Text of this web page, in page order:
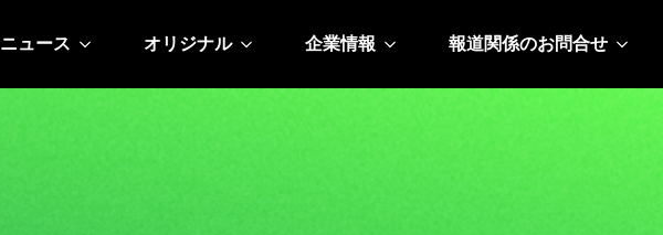
ニュース オリジナル 企業情報 報道関係のお問合せ